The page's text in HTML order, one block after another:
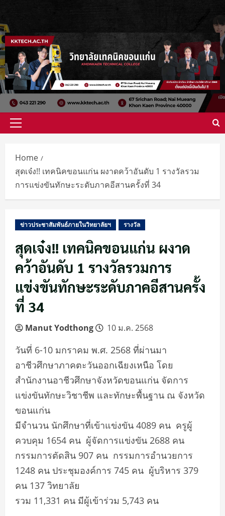
content
Primary
Home
สุดเจ๋ง!! เทคนิคขอนแก่น ผงาดคว้าอันดับ 1 รางวัลรวม
การแข่งขันทักษะระดับภาคอีสานครั้งที่ 34
ข่าวประชาสัมพันธ์ภายในวิทยาลัยฯ รางวัล
สุดเจ๋ง!! เทคนิคขอนแก่น ผงาด
คว้าอันดับ 1 รางวัลรวมการ
แข่งขันทักษะระดับภาคอีสานครั้ง
ที่ 34
Manut Yodthong 10 ม.ค. 2568
วันที่ 6-10 มกราคม พ.ศ. 2568 ที่ผ่านมา
อาชีวศึกษาภาคตะวันออกเฉียงเหนือ โดย
สำนักงานอาชีวศึกษาจังหวัดขอนแก่น จัดการ
แข่งขันทักษะวิชาชีพ และทักษะพื้นฐาน ณ จังหวัด
ขอนแก่น
มีจำนวน นักศึกษาที่เข้าแข่งขัน 4089 คน ครูผู้
ควบคุม 1654 คน ผู้จัดการแข่งขัน 2688 คน
กรรมการตัดสิน 907 คน กรรมการอำนวยการ
1248 คน ประชุมองค์การ 745 คน ผู้บริหาร 379
คน 137 วิทยาลัย
รวม 11,331 คน มีผู้เข้าร่วม 5,743 คน